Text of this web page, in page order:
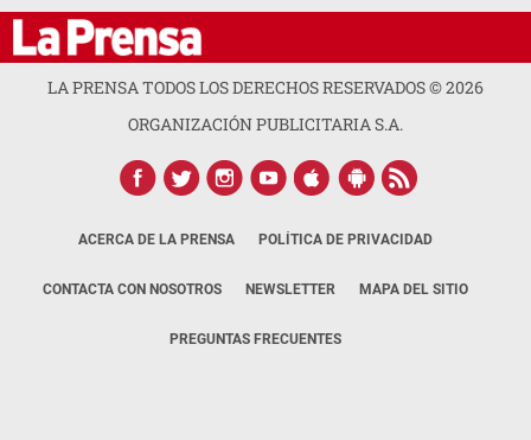
LA PRENSA TODOS LOS DERECHOS RESERVADOS ©2026
ORGANIZACIÓN PUBLICITARIA S.A.
ACERCA DE LA PRENSA POLÍTICA DE PRIVACIDAD
CONTACTA CON NOSOTROS NEWSLETTER MAPA DEL SITIO
PREGUNTAS FRECUENTES